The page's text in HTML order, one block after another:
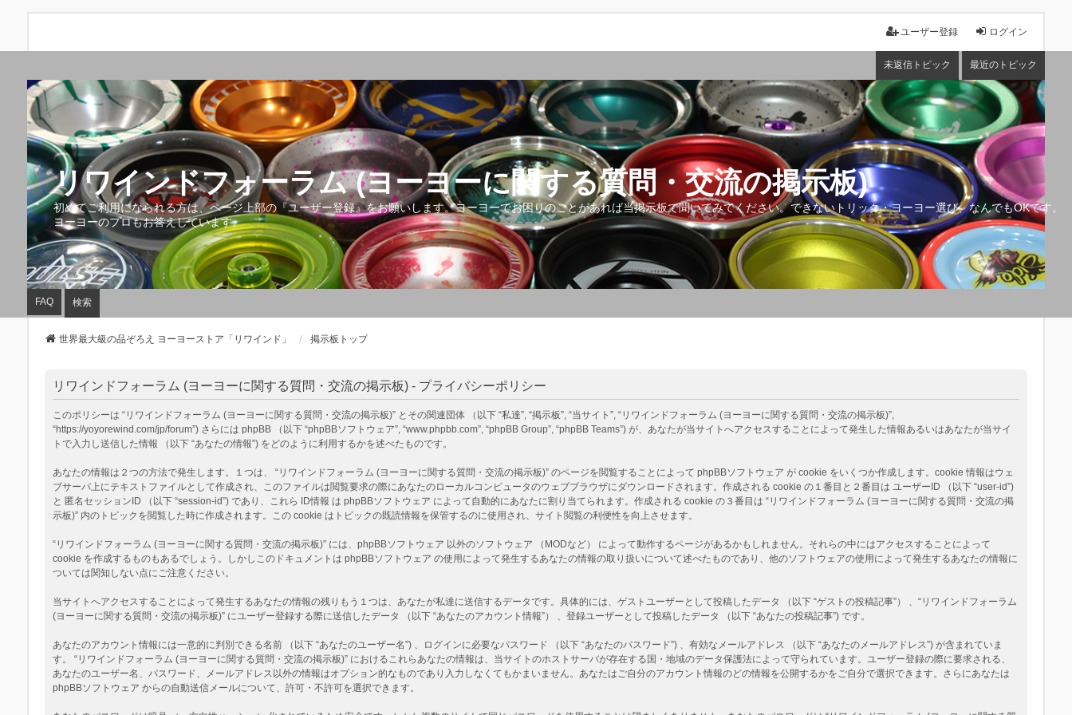
ログイン
ユーザー登録
未返信トピック 最近のトピック
リワインドフォーラム (ヨーヨーに関する質問・交流の掲示板)
初めてご利用になられる方は、ページ上部の『ユーザー登録』をお願いします。ヨーヨーでお困りのことがあれば当掲示板で聞いてみてください。できないトリック・ヨーヨー選び、なんでもOKです。
ヨーヨーのプロもお答えしています。
FAQ 検索
世界最大級の品ぞろえ ヨーヨーストア「リワインド」 掲示板トップ
リワインドフォーラム (ヨーヨーに関する質問・交流の掲示板) - プライバシーポリシー
このポリシーは “リワインドフォーラム (ヨーヨーに関する質問・交流の掲示板)” とその関連団体 （以下 “私達”, “掲示板”, “当サイト”, “リワインドフォーラム (ヨーヨーに関する質問・交流の掲示板)”,
“https://yoyorewind.com/jp/forum”) さらには phpBB （以下 “phpBBソフトウェア”, “www.phpbb.com”, “phpBB Group”, “phpBB Teams”) が、あなたが当サイトへアクセスすることによって発生した情報あるいはあなたが当サイ
トで入力し送信した情報 （以下 “あなたの情報”) をどのように利用するかを述べたものです。
あなたの情報は２つの方法で発生します。１つは、 “リワインドフォーラム (ヨーヨーに関する質問・交流の掲示板)” のページを閲覧することによって phpBBソフトウェア が cookie をいくつか作成します。cookie 情報はウェ
ブサーバ上にテキストファイルとして作成され、このファイルは閲覧要求の際にあなたのローカルコンピュータのウェブブラウザにダウンロードされます。作成される cookie の１番目と２番目は ユーザーID （以下 “user-id”)
と 匿名セッションID （以下 “session-id”) であり、これら ID情報 は phpBBソフトウェア によって自動的にあなたに割り当てられます。作成される cookie の３番目は “リワインドフォーラム (ヨーヨーに関する質問・交流の掲
示板)” 内のトピックを閲覧した時に作成されます。この cookie はトピックの既読情報を保管するのに使用され、サイト閲覧の利便性を向上させます。
“リワインドフォーラム (ヨーヨーに関する質問・交流の掲示板)” には、phpBBソフトウェア 以外のソフトウェア （MODなど） によって動作するページがあるかもしれません。それらの中にはアクセスすることによって
cookie を作成するものもあるでしょう。しかしこのドキュメントは phpBBソフトウェア の使用によって発生するあなたの情報の取り扱いについて述べたものであり、他のソフトウェアの使用によって発生するあなたの情報に
ついては関知しない点にご注意ください。
当サイトへアクセスすることによって発生するあなたの情報の残りもう１つは、あなたが私達に送信するデータです。具体的には、ゲストユーザーとして投稿したデータ （以下 “ゲストの投稿記事”） 、“リワインドフォーラム
(ヨーヨーに関する質問・交流の掲示板)” にユーザー登録する際に送信したデータ （以下 “あなたのアカウント情報”） 、登録ユーザーとして投稿したデータ （以下 “あなたの投稿記事”) です。
あなたのアカウント情報には一意的に判別できる名前 （以下 “あなたのユーザー名”) 、ログインに必要なパスワード （以下 “あなたのパスワード”) 、有効なメールアドレス （以下 “あなたのメールアドレス”) が含まれていま
す。 “リワインドフォーラム (ヨーヨーに関する質問・交流の掲示板)” におけるこれらあなたの情報は、当サイトのホストサーバが存在する国・地域のデータ保護法によって守られています。ユーザー登録の際に要求される、
あなたのユーザー名、パスワード、メールアドレス以外の情報はオプション的なものであり入力しなくてもかまいません。あなたはご自分のアカウント情報のどの情報を公開するかをご自分で選択できます。さらにあなたは
phpBBソフトウェア からの自動送信メールについて、許可・不許可を選択できます。